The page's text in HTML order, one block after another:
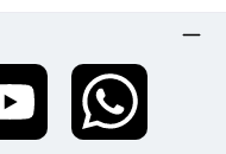
WhatsApp